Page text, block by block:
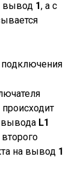
вывод 1, а с
вывода L1
второго
на вывод 1